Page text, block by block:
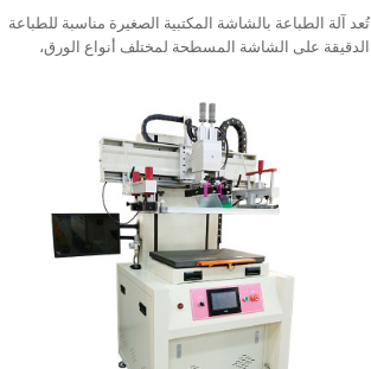
تُعد آلة الطباعة بالشاشة المكتبية الصغيرة مناسبة للطباعة
الدقيقة على الشاشة المسطحة لمختلف أنواع الورق،
ولوحات الدوائر المرنة.